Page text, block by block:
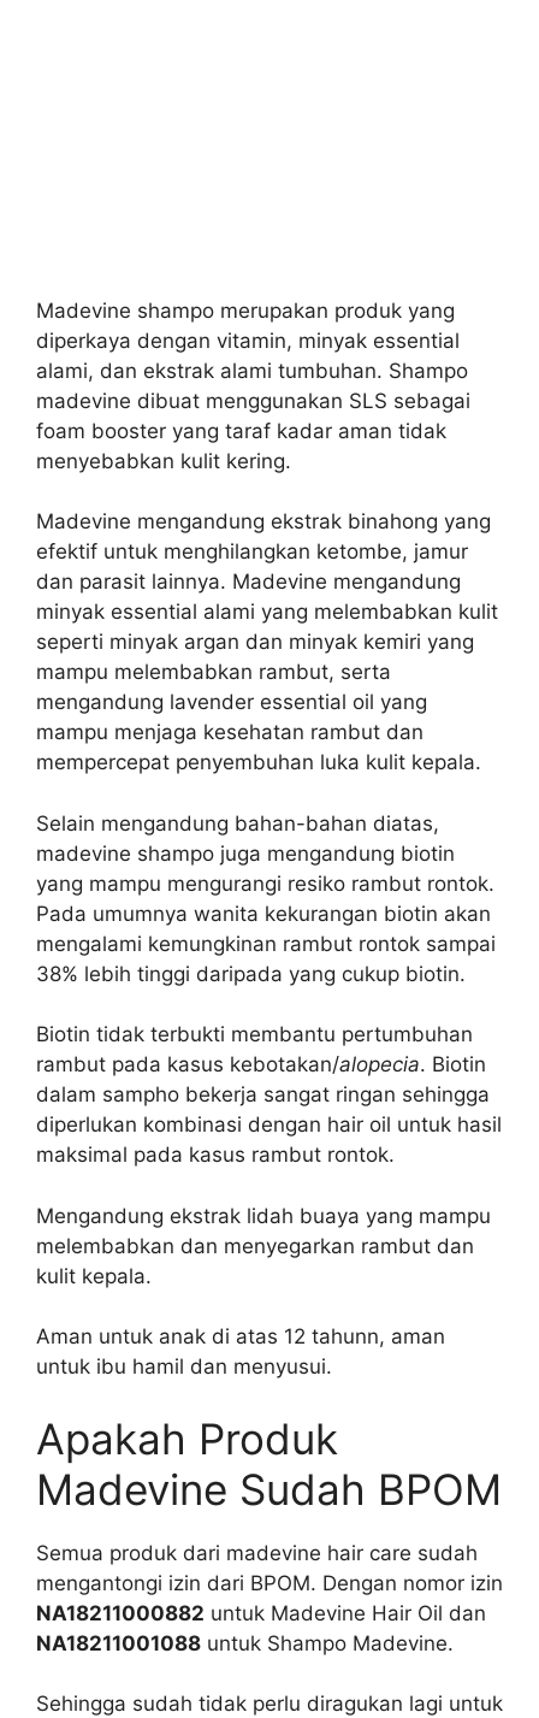
Madevine shampo merupakan produk yang
diperkaya dengan vitamin, minyak essential
alami, dan ekstrak alami tumbuhan. Shampo
madevine dibuat menggunakan SLS sebagai
foam booster yang taraf kadar aman tidak
menyebabkan kulit kering.
Madevine mengandung ekstrak binahong yang
efektif untuk menghilangkan ketombe, jamur
dan parasit lainnya. Madevine mengandung
minyak essential alami yang melembabkan kulit
seperti minyak argan dan minyak kemiri yang
mampu melembabkan rambut, serta
mengandung lavender essential oil yang
mampu menjaga kesehatan rambut dan
mempercepat penyembuhan luka kulit kepala.
Selain mengandung bahan-bahan diatas,
madevine shampo juga mengandung biotin
yang mampu mengurangi resiko rambut rontok.
Pada umumnya wanita kekurangan biotin akan
mengalami kemungkinan rambut rontok sampai
38% lebih tinggi daripada yang cukup biotin.
Biotin tidak terbukti membantu pertumbuhan
rambut pada kasus kebotakan/alopecia. Biotin
dalam sampho bekerja sangat ringan sehingga
diperlukan kombinasi dengan hair oil untuk hasil
maksimal pada kasus rambut rontok.
Mengandung ekstrak lidah buaya yang mampu
melembabkan dan menyegarkan rambut dan
kulit kepala.
Aman untuk anak di atas 12 tahunn, aman
untuk ibu hamil dan menyusui.
Apakah Produk
Madevine Sudah BPOM
Semua produk dari madevine hair care sudah
mengantongi izin dari BPOM. Dengan nomor izin
NA18211000882 untuk Madevine Hair Oil dan
NA18211001088 untuk Shampo Madevine.
Sehingga sudah tidak perlu diragukan lagi untuk